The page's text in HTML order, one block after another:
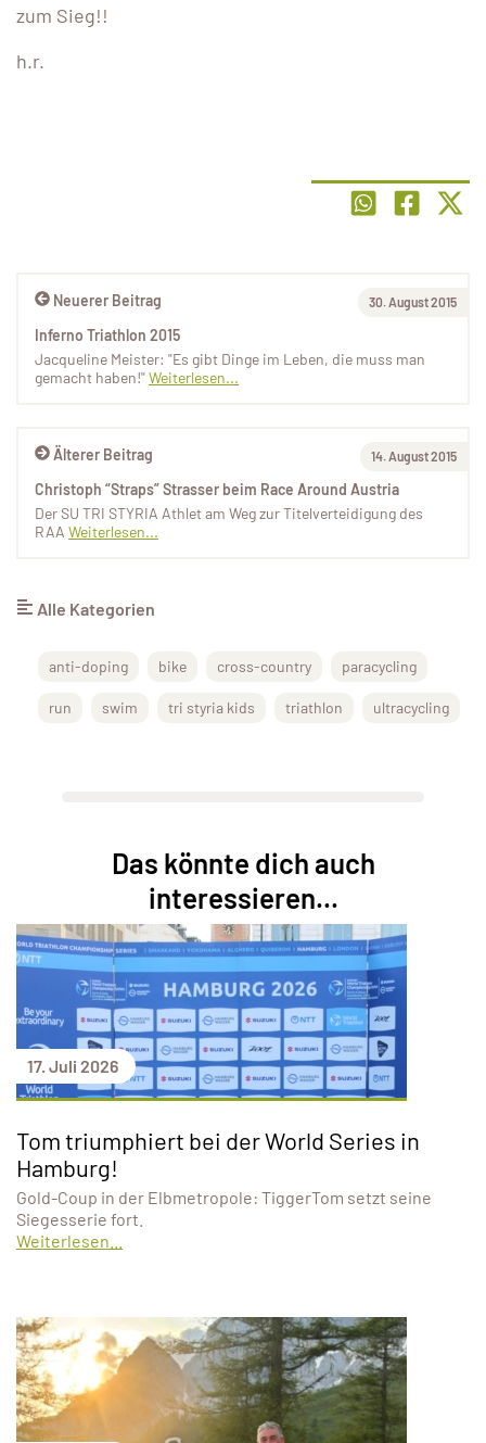
zum Sieg!!
h.r.
Älterer Beitrag 14. August 2015
Christoph “Straps” Strasser beim Race Around Austria
Der SU TRI STYRIA Athlet am Weg zur Titelverteidigung des
RAA Weiterlesen...
Neuerer Beitrag 30. August 2015
Inferno Triathlon 2015
Jacqueline Meister: "Es gibt Dinge im Leben, die muss man
gemacht haben!"Weiterlesen...
Alle Kategorien
anti-doping bike cross-country paracycling
run swim tri styria kids triathlon ultracycling
Das könnte dich auch
interessieren...
17. Juli 2026
Tom triumphiert bei der World Series in
Hamburg!
Gold-Coup in der Elbmetropole: TiggerTom setzt seine
Siegesserie fort.
Weiterlesen...